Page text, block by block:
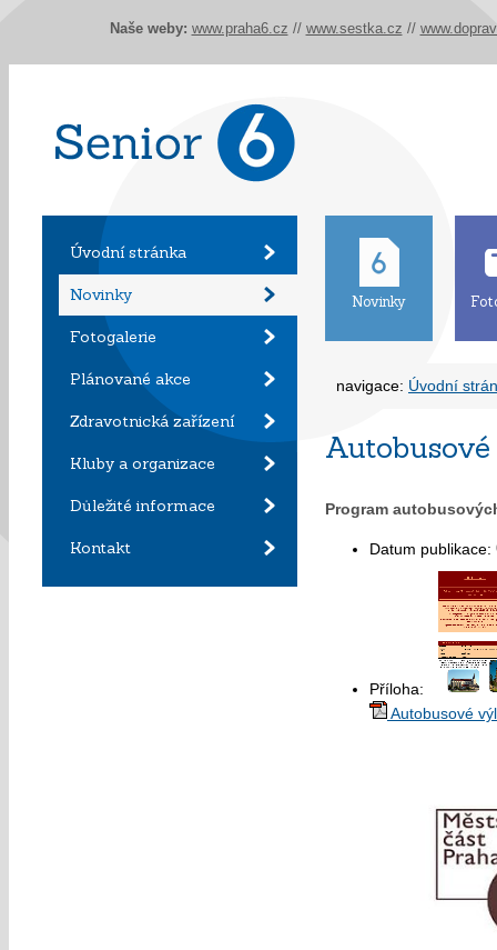
Úvodní stránka
Novinky
Fotogalerie
Plánované akce
Zdravotnická zařízení
Kluby a organizace
Důležité informace
Kontakt
Novinky
navigace: Úvodní
Program
Datum publikace:
Příloha:
Autobusové
Naše weby: www.praha6.cz // www.sestka.cz //